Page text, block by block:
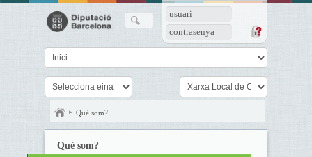
usuari
contrasenya
Què som?
Què som?